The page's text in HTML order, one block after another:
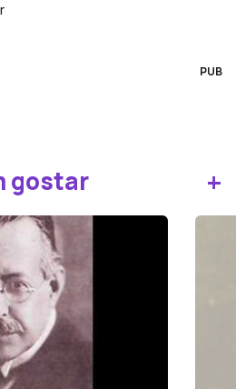
PUB
gostar +